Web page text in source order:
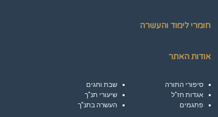
חומרי לימוד והעשרה
אודות האתר
סיפורי התורה
אגדות חז"ל
פתגמים
שבת וחגים
שיעורי תנ"ך
העשרה בתנ”ך